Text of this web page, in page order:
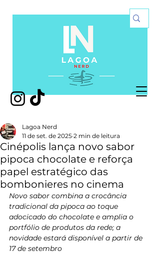
Cinépolis lança novo sabor
pipoca chocolate e reforça
papel estratégico das
bombonieres no cinema
Lagoa Nerd
11 de set. de 2025 2 min de leitura
Novo sabor combina a crocância
tradicional da pipoca ao toque
adocicado do chocolate e amplia o
portfólio de produtos da rede; a
novidade estará disponível a partir de
17 de setembro